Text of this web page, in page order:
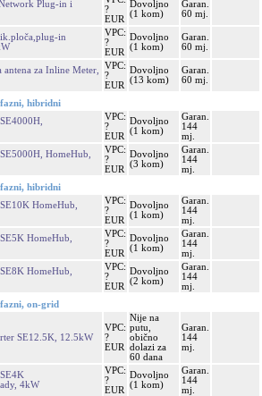
Plug-in i
?
EUR
Dovoljno
(1 kom)
Garan.
60 mj.
in
VPC:
?
EUR
Dovoljno
(1 kom)
Garan.
60 mj.
antena za Inline Meter,
VPC:
?
EUR
Dovoljno
(13 kom)
Garan.
60 mj.
hibridni
VPC:
?
EUR
Dovoljno
(1 kom)
Garan.
144
mj.
HomeHub,
VPC:
?
EUR
Dovoljno
(3 kom)
Garan.
144
mj.
hibridni
HomeHub,
VPC:
?
EUR
Dovoljno
(1 kom)
Garan.
144
mj.
HomeHub,
VPC:
?
EUR
Dovoljno
(1 kom)
Garan.
144
mj.
HomeHub,
VPC:
?
EUR
Dovoljno
(2 kom)
Garan.
144
mj.
on-grid
SE12.5K, 12.5kW
VPC:
?
EUR
Nije na
putu,
obično
dolazi za
60 dana
Garan.
144
mj.
4kW
VPC:
?
EUR
Dovoljno
(1 kom)
Garan.
144
mj.